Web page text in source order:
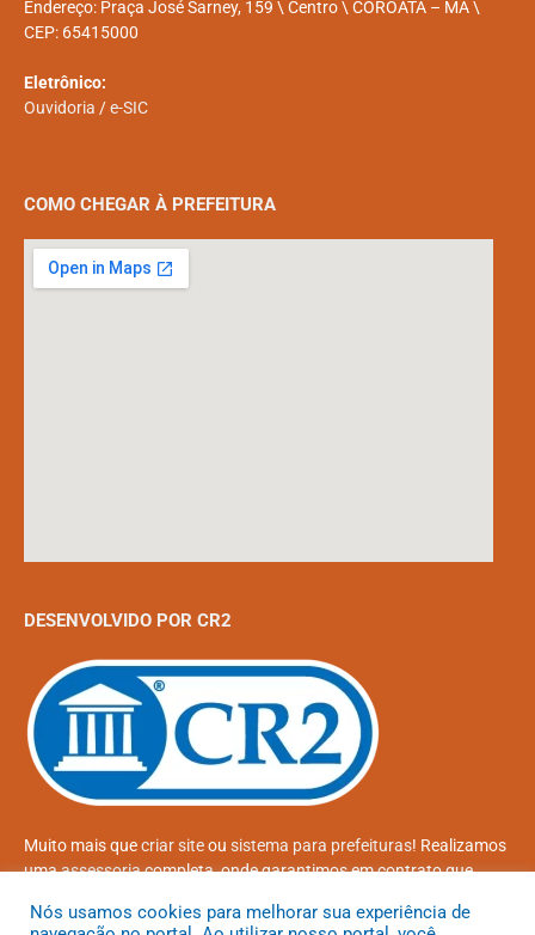
Endereço: Praça José Sarney, 159 \ Centro \ COROATÁ – MA \
CEP: 65415000
Eletrônico:
Ouvidoria /e-SIC
COMO CHEGAR À PREFEITURA
DESENVOLVIDO POR CR2
Muito mais quecriar siteou sistema para prefeituras! Realizamos
umaassessoriacompleta, onde garantimos em contrato que
atendidas.
Nós usamos cookies para melhorar sua experiência de